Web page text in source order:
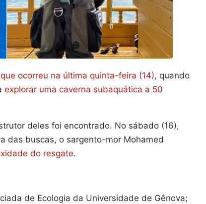
ocorreu na última quinta-feira (14), quando
explorar uma caverna subaquática a 50
deles foi encontrado. No sábado (16),
das buscas, o sargento-mor Mohamed
do resgate.
de Ecologia da Universidade de Gênova;